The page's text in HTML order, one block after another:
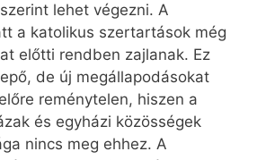
lehet végezni. A
a katolikus szertartások még
előtti rendben zajlanak. Ez
de új megállapodásokat
reménytelen, hiszen a
és egyházi közösségek
nincs meg ehhez. A